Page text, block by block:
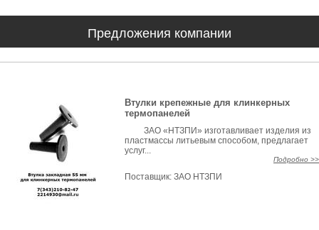
Предложения компании
Втулки крепежные для клинкерных
термопанелей
ЗАО «НТЗПИ» изготавливает изделия из
пластмассы литьевым способом, предлагает
услуг...
Подробно >>
Поставщик: ЗАО НТЗПИ